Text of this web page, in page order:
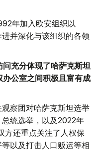
年加入欧安组织以
并深化与该组织的各领
充分体现了哈萨克斯坦
公室之间积极且富有成
察团对哈萨克斯坦选举
统选举，以及2022年
方还重点关注了人权保
以及打击人口贩运等相